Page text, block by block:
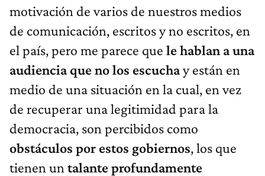
motivación de varios de nuestros medios
de comunicación, escritos y no escritos, en
el país, pero me parece que le hablan a una
audiencia que no los escuchay están en
medio de una situación en la cual, en vez
de recuperar una legitimidad para la
democracia, son percibidos como
obstáculos por estos gobiernos, los que
tienen un talante profundamente